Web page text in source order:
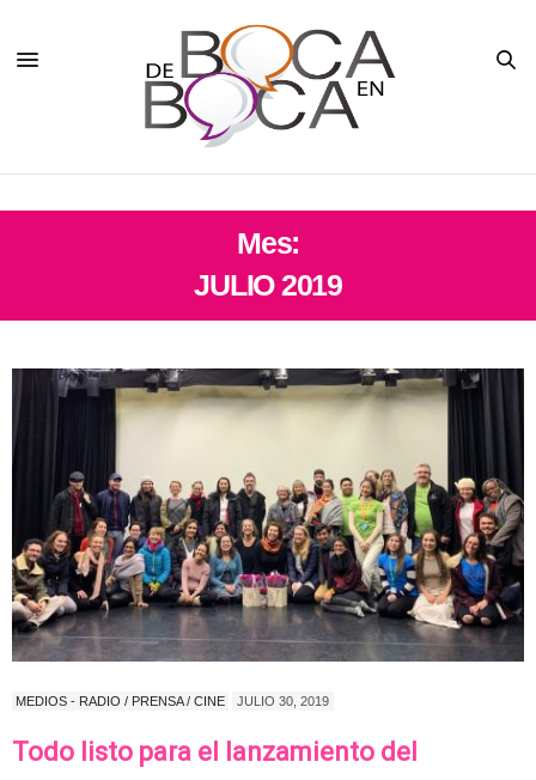
Mes:
JULIO 2019
MEDIOS - RADIO / PRENSA / CINE JULIO 30, 2019
Todo listo para el lanzamiento del